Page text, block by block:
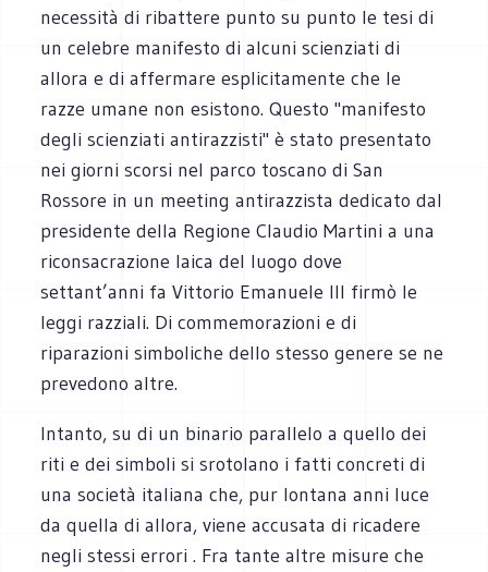
necessità di ribattere punto su punto le tesi di
un celebre manifesto di alcuni scienziati di
allora e di affermare esplicitamente che le
razze umane non esistono. Questo "manifesto
degli scienziati antirazzisti" è stato presentato
nei giorni scorsi nel parco toscano di San
Rossore in un meeting antirazzista dedicato dal
presidente della Regione Claudio Martini a una
riconsacrazione laica del luogo dove
settant’anni fa Vittorio Emanuele III firmò le
leggi razziali. Di commemorazioni e di
riparazioni simboliche dello stesso genere se ne
prevedono altre.
Intanto, su di un binario parallelo a quello dei
riti e dei simboli si srotolano i fatti concreti di
una società italiana che, pur lontana anni luce
da quella di allora, viene accusata di ricadere
negli stessi errori . Fra tante altre misure che